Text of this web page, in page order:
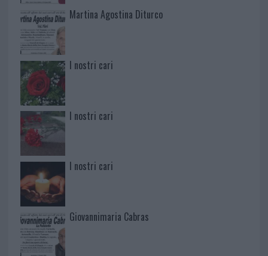
Martina Agostina Diturco
I nostri cari
I nostri cari
I nostri cari
Giovannimaria Cabras